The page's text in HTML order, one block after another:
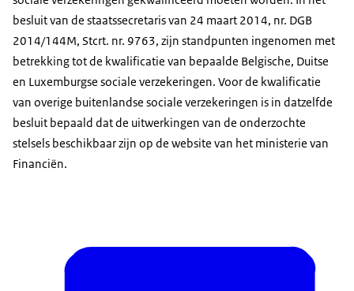
besluit van de staatssecretaris van 24 maart 2014, nr. DGB
2014/144M, Stcrt. nr. 9763, zijn standpunten ingenomen met
betrekking tot de kwalificatie van bepaalde Belgische, Duitse
en Luxemburgse sociale verzekeringen. Voor de kwalificatie
van overige buitenlandse sociale verzekeringen is in datzelfde
besluit bepaald dat de uitwerkingen van de onderzochte
stelsels beschikbaar zijn op de website van het ministerie van
Financiën.